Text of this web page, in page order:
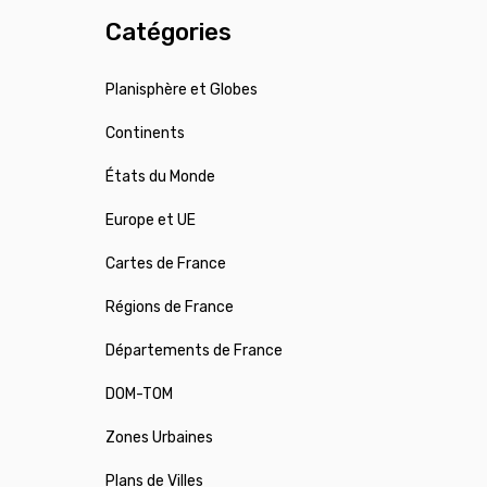
Catégories
Planisphère et Globes
Continents
États du Monde
Europe et UE
Cartes de France
Régions de France
Départements de France
DOM-TOM
Zones Urbaines
Plans de Villes